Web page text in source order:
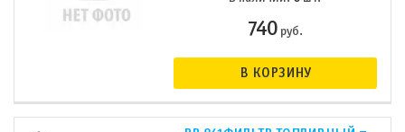
740 руб.
В КОРЗИНУ